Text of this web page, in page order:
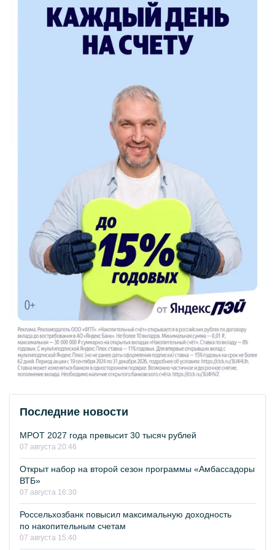
Последние новости
МРОТ 2027 года превысит 30 тысяч рублей
07 августа 20:46
Открыт набор на второй сезон программы «Амбассадоры
ВТБ»
07 августа 16:30
Россельхозбанк повысил максимальную доходность
по накопительным счетам
07 августа 15:40